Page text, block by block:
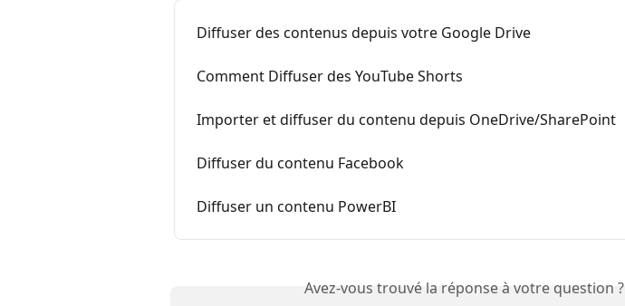
Diffuser des contenus depuis votre Google Drive
Comment Diffuser des YouTube Shorts
Importer et diffuser du contenu depuis OneDrive/SharePoint
Diffuser du contenu Facebook
Diffuser un contenu PowerBI
Avez-vous trouvé la réponse à votre question ?